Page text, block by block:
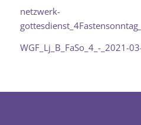
netzwerk-
WGF_Lj_B_FaSo_4_-_2021-